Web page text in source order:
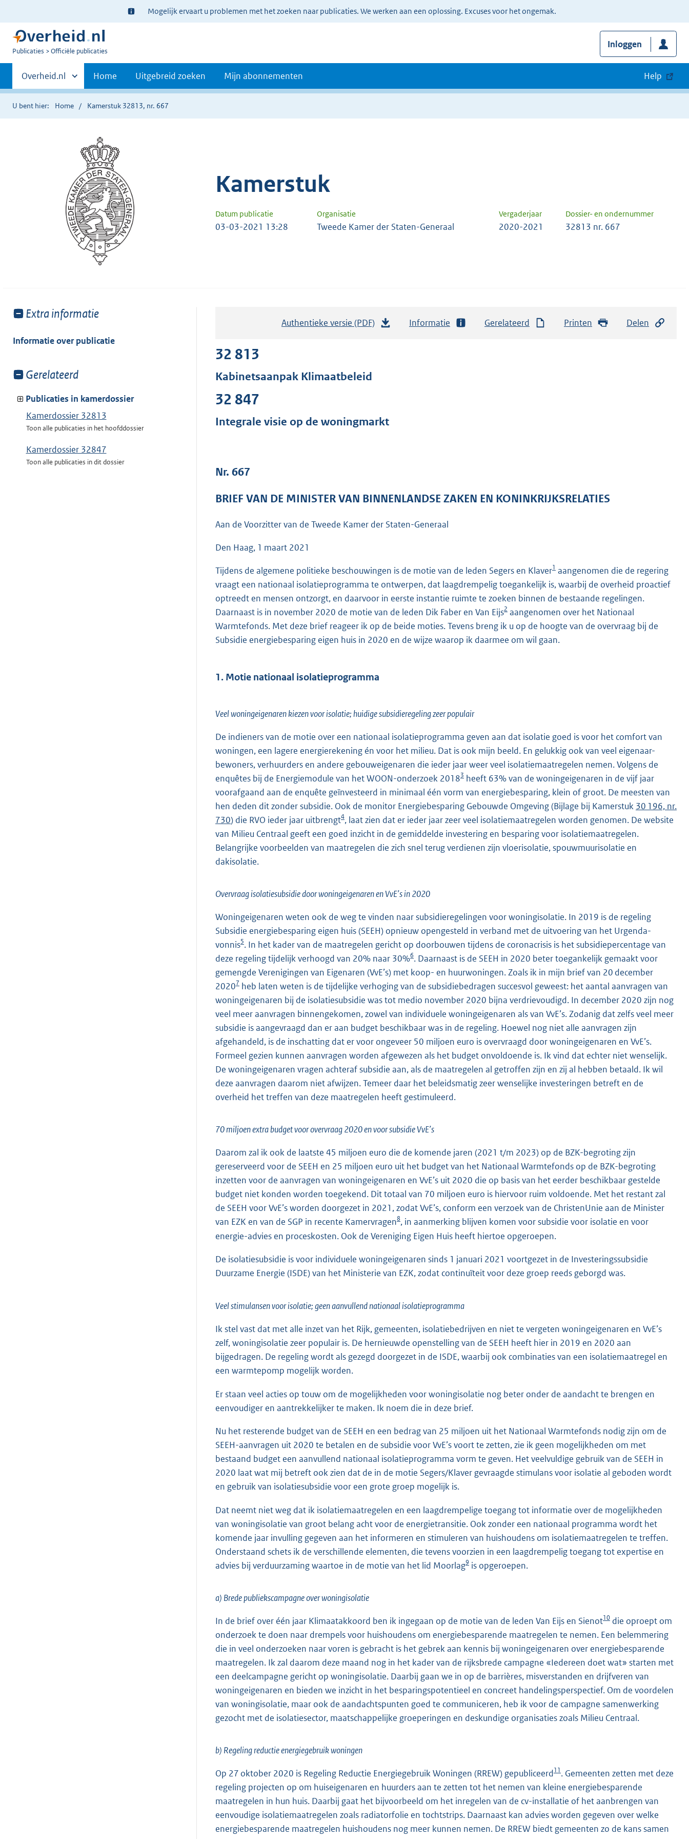
Ter
informatie:
Mogelijk ervaart u problemen met het zoeken naar publicaties. We werken aan een oplossing. Excuses voor het ongemak.
U
Publicaties Officiële publicaties
Inloggen
Primaire
navigatie
Andere
sites
binnen
Overheid.nl Home Uitgebreid zoeken Mijn abonnementen Help
U bent hier: Home Kamerstuk 32813, nr. 667
Kamerstuk
Datum publicatie Organisatie Vergaderjaar Dossier- en ondernummer
03-03-2021 13:28 Tweede Kamer der Staten-Generaal 2020-2021 32813 nr. 667
Toon
van:
Extra informatie
Informatie over publicatie
Toon
van:
Gerelateerd
Publicaties in kamerdossier
Kamerdossier 32813
Toon alle publicaties in het hoofddossier
Kamerdossier 32847
Toon alle publicaties in dit dossier
Authentieke versie (PDF)
s
t
:
K
b
Informatie Gerelateerd Printen Delen
32 813
Kabinetsaanpak Klimaatbeleid
32 847
Integrale visie op de woningmarkt
Nr. 667
BRIEF VAN DE MINISTER VAN BINNENLANDSE ZAKEN EN KONINKRIJKSRELATIES
Aan de Voorzitter van de Tweede Kamer der Staten-Generaal
Den Haag, 1 maart 2021
Tijdens de algemene politieke beschouwingen is de motie van de leden Segers en Klaver1 aangenomen die de regering
vraagt een nationaal isolatieprogramma te ontwerpen, dat laagdrempelig toegankelijk is, waarbij de overheid proactief
optreedt en mensen ontzorgt, en daarvoor in eerste instantie ruimte te zoeken binnen de bestaande regelingen.
Daarnaast is in november 2020 de motie van de leden Dik Faber en Van Eijs2 aangenomen over het Nationaal
Warmtefonds. Met deze brief reageer ik op de beide moties. Tevens breng ik u op de hoogte van de overvraag bij de
Subsidie energiebesparing eigen huis in 2020 en de wijze waarop ik daarmee om wil gaan.
1. Motie nationaal isolatieprogramma
Veel woningeigenaren kiezen voor isolatie; huidige subsidieregeling zeer populair
De indieners van de motie over een nationaal isolatieprogramma geven aan dat isolatie goed is voor het comfort van
woningen, een lagere energierekening én voor het milieu. Dat is ook mijn beeld. En gelukkig ook van veel eigenaar-
bewoners, verhuurders en andere gebouweigenaren die ieder jaar weer veel isolatiemaatregelen nemen. Volgens de
enquêtes bij de Energiemodule van het WOON-onderzoek 20183 heeft 63% van de woningeigenaren in de vijf jaar
voorafgaand aan de enquête geïnvesteerd in minimaal één vorm van energiebesparing, klein of groot. De meesten van
hen deden dit zonder subsidie. Ook de monitor Energiebesparing Gebouwde Omgeving (Bijlage bij Kamerstuk 30 196, nr.
730) die RVO ieder jaar uitbrengt4, laat zien dat er ieder jaar zeer veel isolatiemaatregelen worden genomen. De website
van Milieu Centraal geeft een goed inzicht in de gemiddelde investering en besparing voor isolatiemaatregelen.
Belangrijke voorbeelden van maatregelen die zich snel terug verdienen zijn vloerisolatie, spouwmuurisolatie en
dakisolatie.
Overvraag isolatiesubsidie door woningeigenaren en VvE’s in 2020
Woningeigenaren weten ook de weg te vinden naar subsidieregelingen voor woningisolatie. In 2019 is de regeling
Subsidie energiebesparing eigen huis (SEEH) opnieuw opengesteld in verband met de uitvoering van het Urgenda-
vonnis5. In het kader van de maatregelen gericht op doorbouwen tijdens de coronacrisis is het subsidiepercentage van
deze regeling tijdelijk verhoogd van 20% naar 30%6. Daarnaast is de SEEH in 2020 beter toegankelijk gemaakt voor
gemengde Verenigingen van Eigenaren (VvE’s) met koop- en huurwoningen. Zoals ik in mijn brief van 20 december
20207 heb laten weten is de tijdelijke verhoging van de subsidiebedragen succesvol geweest: het aantal aanvragen van
woningeigenaren bij de isolatiesubsidie was tot medio november 2020 bijna verdrievoudigd. In december 2020 zijn nog
veel meer aanvragen binnengekomen, zowel van individuele woningeigenaren als van VvE’s. Zodanig dat zelfs veel meer
subsidie is aangevraagd dan er aan budget beschikbaar was in de regeling. Hoewel nog niet alle aanvragen zijn
afgehandeld, is de inschatting dat er voor ongeveer 50 miljoen euro is overvraagd door woningeigenaren en VvE’s.
Formeel gezien kunnen aanvragen worden afgewezen als het budget onvoldoende is. Ik vind dat echter niet wenselijk.
De woningeigenaren vragen achteraf subsidie aan, als de maatregelen al getroffen zijn en zij al hebben betaald. Ik wil
deze aanvragen daarom niet afwijzen. Temeer daar het beleidsmatig zeer wenselijke investeringen betreft en de
overheid het treffen van deze maatregelen heeft gestimuleerd.
70 miljoen extra budget voor overvraag 2020 en voor subsidie VvE’s
Daarom zal ik ook de laatste 45 miljoen euro die de komende jaren (2021 t/m 2023) op de BZK-begroting zijn
gereserveerd voor de SEEH en 25 miljoen euro uit het budget van het Nationaal Warmtefonds op de BZK-begroting
inzetten voor de aanvragen van woningeigenaren en VvE’s uit 2020 die op basis van het eerder beschikbaar gestelde
budget niet konden worden toegekend. Dit totaal van 70 miljoen euro is hiervoor ruim voldoende. Met het restant zal
de SEEH voor VvE’s worden doorgezet in 2021, zodat VvE’s, conform een verzoek van de ChristenUnie aan de Minister
van EZK en van de SGP in recente Kamervragen8, in aanmerking blijven komen voor subsidie voor isolatie en voor
energie-advies en proceskosten. Ook de Vereniging Eigen Huis heeft hiertoe opgeroepen.
De isolatiesubsidie is voor individuele woningeigenaren sinds 1 januari 2021 voortgezet in de Investeringssubsidie
Duurzame Energie (ISDE) van het Ministerie van EZK, zodat continuïteit voor deze groep reeds geborgd was.
Veel stimulansen voor isolatie; geen aanvullend nationaal isolatieprogramma
Ik stel vast dat met alle inzet van het Rijk, gemeenten, isolatiebedrijven en niet te vergeten woningeigenaren en VvE’s
zelf, woningisolatie zeer populair is. De hernieuwde openstelling van de SEEH heeft hier in 2019 en 2020 aan
bijgedragen. De regeling wordt als gezegd doorgezet in de ISDE, waarbij ook combinaties van een isolatiemaatregel en
een warmtepomp mogelijk worden.
Er staan veel acties op touw om de mogelijkheden voor woningisolatie nog beter onder de aandacht te brengen en
eenvoudiger en aantrekkelijker te maken. Ik noem die in deze brief.
Nu het resterende budget van de SEEH en een bedrag van 25 miljoen uit het Nationaal Warmtefonds nodig zijn om de
SEEH-aanvragen uit 2020 te betalen en de subsidie voor VvE’s voort te zetten, zie ik geen mogelijkheden om met
bestaand budget een aanvullend nationaal isolatieprogramma vorm te geven. Het veelvuldige gebruik van de SEEH in
2020 laat wat mij betreft ook zien dat de in de motie Segers/Klaver gevraagde stimulans voor isolatie al geboden wordt
en gebruik van isolatiesubsidie voor een grote groep mogelijk is.
Dat neemt niet weg dat ik isolatiemaatregelen en een laagdrempelige toegang tot informatie over de mogelijkheden
van woningisolatie van groot belang acht voor de energietransitie. Ook zonder een nationaal programma wordt het
komende jaar invulling gegeven aan het informeren en stimuleren van huishoudens om isolatiemaatregelen te treffen.
Onderstaand schets ik de verschillende elementen, die tevens voorzien in een laagdrempelig toegang tot expertise en
advies bij verduurzaming waartoe in de motie van het lid Moorlag9 is opgeroepen.
a) Brede publiekscampagne over woningisolatie
In de brief over één jaar Klimaatakkoord ben ik ingegaan op de motie van de leden Van Eijs en Sienot10 die oproept om
onderzoek te doen naar drempels voor huishoudens om energiebesparende maatregelen te nemen. Een belemmering
die in veel onderzoeken naar voren is gebracht is het gebrek aan kennis bij woningeigenaren over energiebesparende
maatregelen. Ik zal daarom deze maand nog in het kader van de rijksbrede campagne «Iedereen doet wat» starten met
een deelcampagne gericht op woningisolatie. Daarbij gaan we in op de barrières, misverstanden en drijfveren van
woningeigenaren en bieden we inzicht in het besparingspotentieel en concreet handelingsperspectief. Om de voordelen
van woningisolatie, maar ook de aandachtspunten goed te communiceren, heb ik voor de campagne samenwerking
gezocht met de isolatiesector, maatschappelijke groeperingen en deskundige organisaties zoals Milieu Centraal.
b) Regeling reductie energiegebruik woningen
Op 27 oktober 2020 is Regeling Reductie Energiegebruik Woningen (RREW) gepubliceerd11. Gemeenten zetten met deze
regeling projecten op om huiseigenaren en huurders aan te zetten tot het nemen van kleine energiebesparende
maatregelen in hun huis. Daarbij gaat het bijvoorbeeld om het inregelen van de cv-installatie of het aanbrengen van
eenvoudige isolatiemaatregelen zoals radiatorfolie en tochtstrips. Daarnaast kan advies worden gegeven over welke
energiebesparende maatregelen huishoudens nog meer kunnen nemen. De RREW biedt gemeenten zo de kans samen